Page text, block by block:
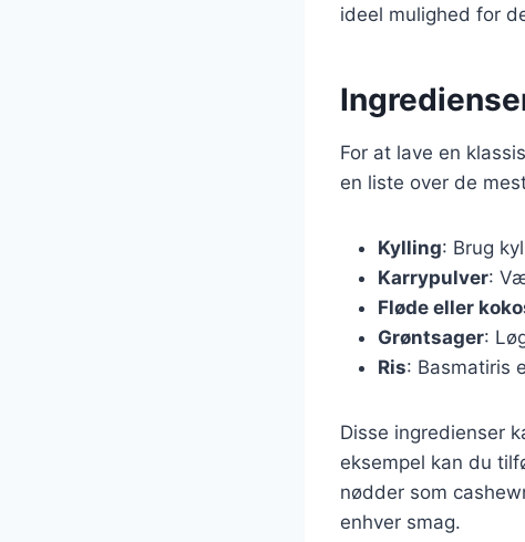
ideel mulighed for
For at lave en
en liste over de
Kylling: Brug
Karrypulver:
Fløde eller
Grøntsager:
Ris: Basmatiris
Disse ingredienser
eksempel kan du
nødder som
enhver smag.